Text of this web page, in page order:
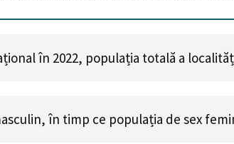
în 2022, populația totală a
în timp ce populația de sex